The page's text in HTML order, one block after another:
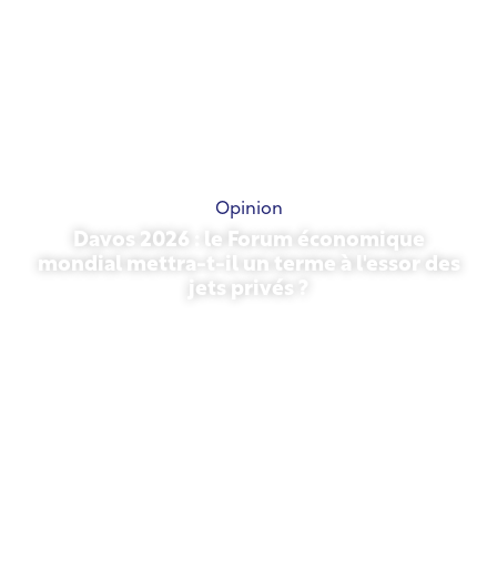
Opinion
Davos 2026 : le Forum économique
mondial mettra-t-il un terme à l'essor des
jets privés ?